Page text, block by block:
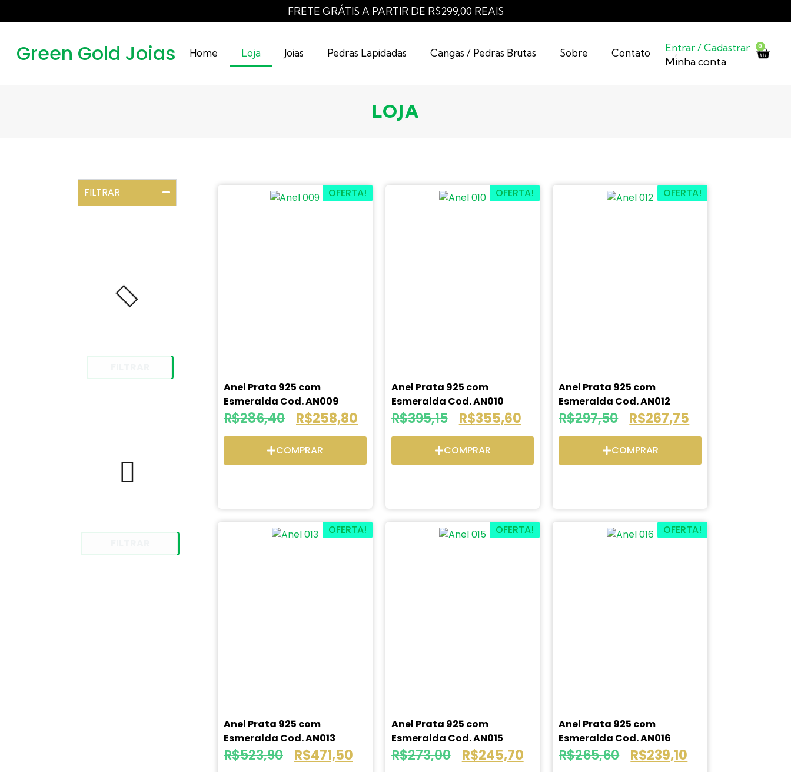
FRETE GRÁTIS A PARTIR DE R$299,00 REAIS
Green Gold Joias Home Loja Joias Pedras Lapidadas Cangas / Pedras Brutas Sobre Contato Entrar / Cadastrar
Minha conta
0
LOJA
FILTRAR OFERTA!
Anel Prata 925 com
Esmeralda Cod. AN009
R$286,40 R$258,80
COMPRAR
OFERTA!
Anel Prata 925 com
Esmeralda Cod. AN010
R$395,15 R$355,60
COMPRAR
OFERTA!
Anel Prata 925 com
Esmeralda Cod. AN012
R$297,50 R$267,75
COMPRAR
OFERTA!
Anel Prata 925 com
Esmeralda Cod. AN013
R$523,90 R$471,50
OFERTA!
Anel Prata 925 com
Esmeralda Cod. AN015
R$273,00 R$245,70
OFERTA!
Anel Prata 925 com
Esmeralda Cod. AN016
R$265,60 R$239,10